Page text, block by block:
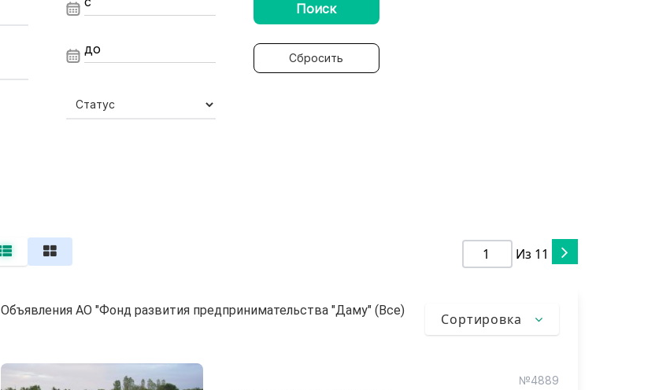
Поиск
Сбросить
Из 11
Объявления АО "Фонд развития предпринимательства "Даму" (Все)
Сортировка
№4889